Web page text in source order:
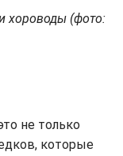
хороводы (фото:
не только
которые